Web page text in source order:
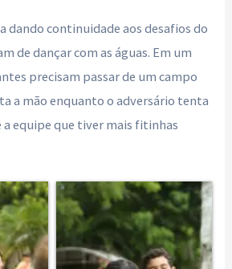
dando continuidade aos desafios do
de dançar com as águas. Em um
precisam passar de um campo
a mão enquanto o adversário tenta
a equipe que tiver mais fitinhas